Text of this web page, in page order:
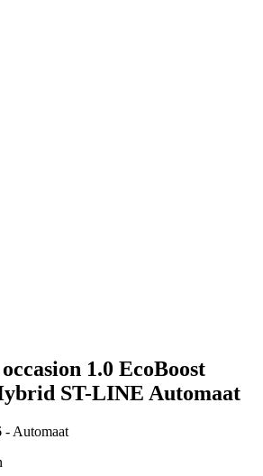
1.0 EcoBoost
ST-LINE Automaat
- Automaat